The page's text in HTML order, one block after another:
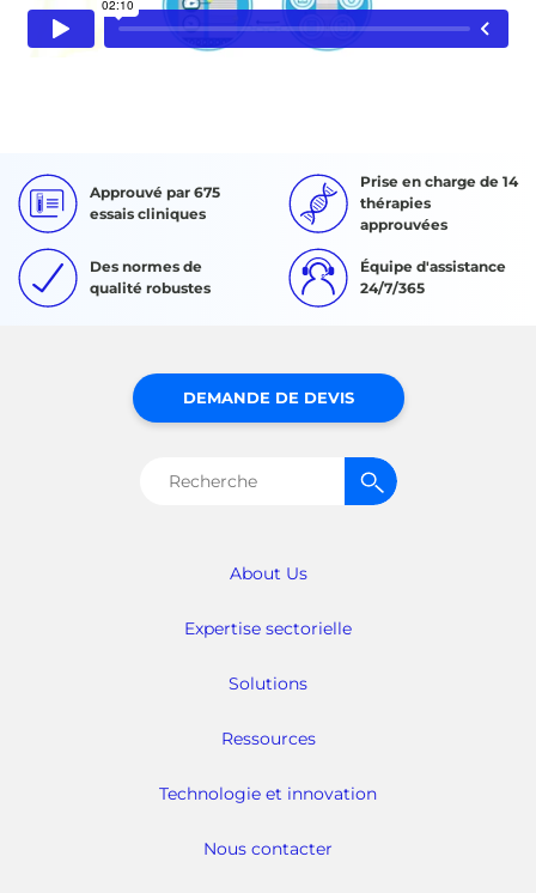
Approuvé par 675
essais cliniques
Prise en charge de 14
thérapies
approuvées
Des normes de
qualité robustes
Équipe d'assistance
24/7/365
About Us
Expertise sectorielle
Solutions
Ressources
Technologie et innovation
Nous contacter
DEMANDE DE DEVIS
Rechercher :